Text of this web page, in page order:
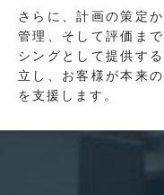
さらに、計画の策定
管理、そして評価ま
シングとして提供す
立し、お客様が本来
を支援します。